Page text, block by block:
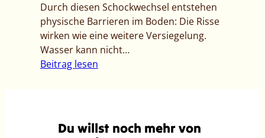
n
o
t
r
u
2
a
s
s
e
r
r
Durch diesen Schockwechsel entstehen
physische Barrieren im Boden: Die Risse
wirken wie eine weitere Versiegelung.
Wasser kann nicht…
Beitrag lesen
e
Du willst noch mehr von